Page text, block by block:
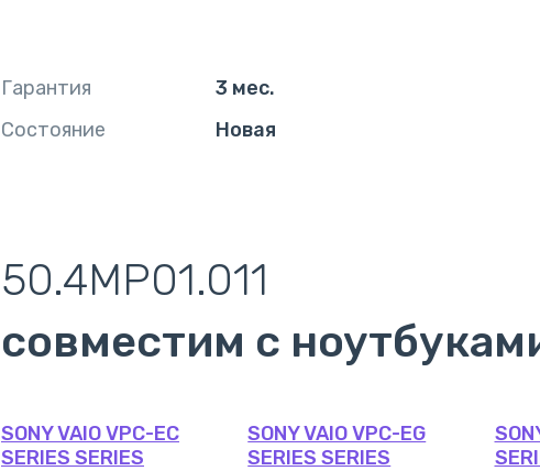
Гарантия
3 мес.
Состояние
Новая
50.4MP01.011
совместим с
SONY VAIO VPC-EC
SERIES SERIES
SONY VAIO VPC-EG
SERIES SERIES